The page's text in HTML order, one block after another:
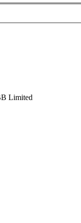
Limited